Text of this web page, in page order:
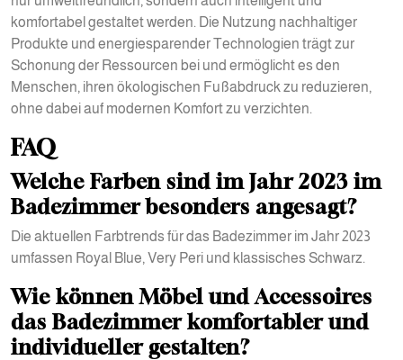
komfortabel gestaltet werden. Die Nutzung nachhaltiger
Produkte und energiesparender Technologien trägt zur
Schonung der Ressourcen bei und ermöglicht es den
Menschen, ihren ökologischen Fußabdruck zu reduzieren,
ohne dabei auf modernen Komfort zu verzichten.
FAQ
Welche Farben sind im Jahr 2023 im
Badezimmer besonders angesagt?
Die aktuellen Farbtrends für das Badezimmer im Jahr 2023
umfassen Royal Blue, Very Peri und klassisches Schwarz.
Wie können Möbel und Accessoires
das Badezimmer komfortabler und
individueller gestalten?